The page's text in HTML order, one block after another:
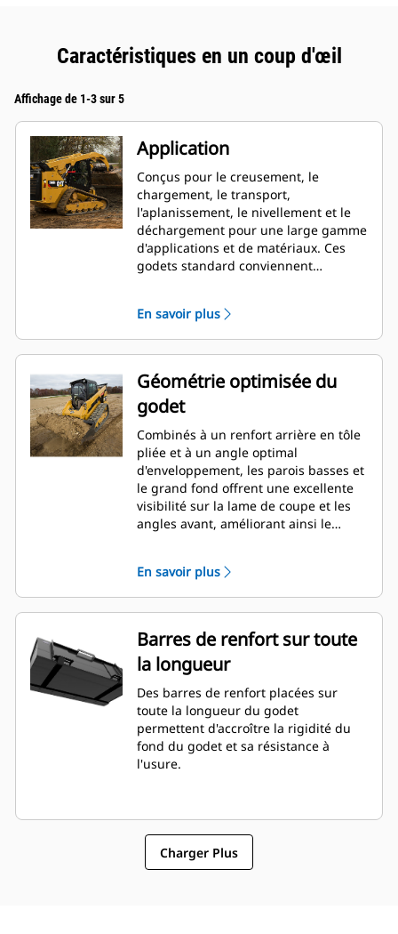
Caractéristiques en un coup d'œil
Affichage de 1-3 sur 5
Application
Conçus pour le creusement, le
chargement, le transport,
l'aplanissement, le nivellement et le
déchargement pour une large gamme
d'applications et de matériaux. Ces
godets standard conviennent
d'aménagement paysager et d'autres
applications de démolition plus
agressives.
En savoir plus
Géométrie optimisée du
godet
Combinés à un renfort arrière en tôle
pliée et à un angle optimal
d'enveloppement, les parois basses et
le grand fond offrent une excellente
visibilité sur la lame de coupe et les
angles avant, améliorant ainsi le
En savoir plus
Barres de renfort sur toute
la longueur
Des barres de renfort placées sur
toute la longueur du godet
permettent d'accroître la rigidité du
fond du godet et sa résistance à
l'usure.
Charger Plus